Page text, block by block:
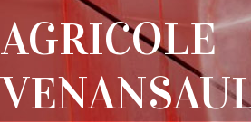
AGRICOLE